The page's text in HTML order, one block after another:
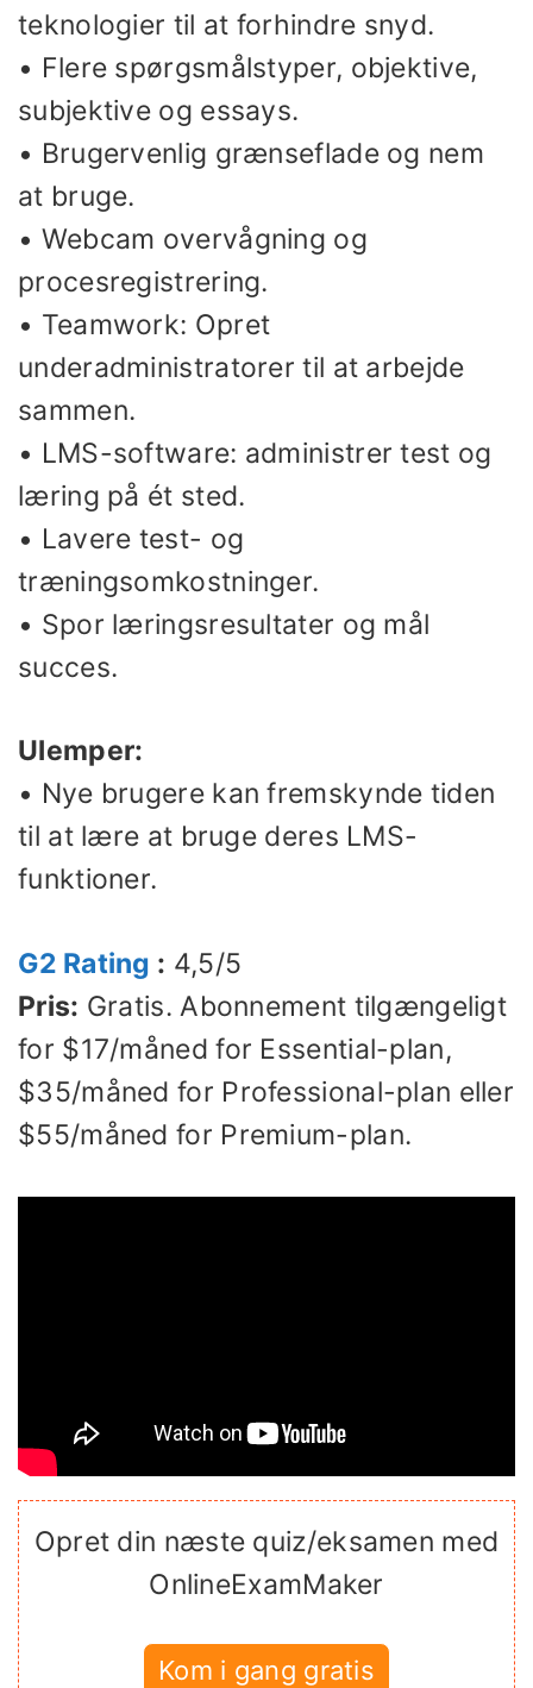
teknologier til at forhindre snyd.
• Flere spørgsmålstyper, objektive,
subjektive og essays.
• Brugervenlig grænseflade og nem
at bruge.
• Webcam overvågning og
procesregistrering.
• Teamwork: Opret
underadministratorer til at arbejde
sammen.
• LMS-software: administrer test og
læring på ét sted.
• Lavere test- og
træningsomkostninger.
• Spor læringsresultater og mål
succes.
Ulemper:
• Nye brugere kan fremskynde tiden
til at lære at bruge deres LMS-
funktioner.
G2 Rating : 4,5/5
Pris: Gratis. Abonnement tilgængeligt
for $17/måned for Essential-plan,
$35/måned for Professional-plan eller
$55/måned for Premium-plan.
Opret din næste quiz/eksamen med
OnlineExamMaker
Kom i gang gratis